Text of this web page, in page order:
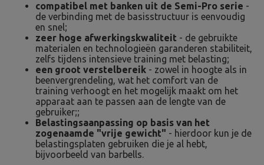
compatibel met banken uit de Semi-Pro serie -
de verbinding met de basisstructuur is eenvoudig
en snel;
zeer hoge afwerkingskwaliteit - de gebruikte
materialen en technologieën garanderen stabiliteit,
zelfs tijdens intensieve training met belasting;
een groot verstelbereik - zowel in hoogte als in
beenvergrendeling, wat het comfort van de
training verhoogt en het mogelijk maakt om het
apparaat aan te passen aan de lengte van de
gebruiker;;
Belastingsaanpassing op basis van het
zogenaamde "vrije gewicht" - hierdoor kun je de
belastingsplaten gebruiken die je al hebt,
bijvoorbeeld van barbells.